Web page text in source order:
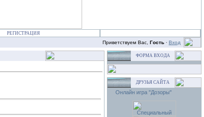
РЕГИСТРАЦИЯ
Приветствуем Вас, Гость · Вход
ФОРМА ВХОДА
ДРУЗЬЯ САЙТА
Онлайн игра "Дозоры"